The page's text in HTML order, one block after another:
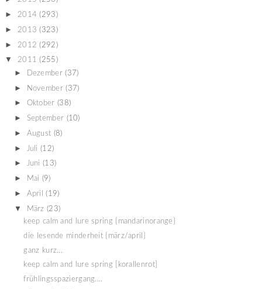
► 2014 (293)
► 2013 (323)
► 2012 (292)
▼ 2011 (255)
► Dezember (37)
► November (37)
► Oktober (38)
► September (10)
► August (8)
► Juli (12)
► Juni (13)
► Mai (9)
► April (19)
▼ März (23)
keep calm and lure spring {mandarinorange}
die lesende minderheit {märz/april}
ganz kurz...
keep calm and lure spring [korallenrot]
frühlingsspaziergang....